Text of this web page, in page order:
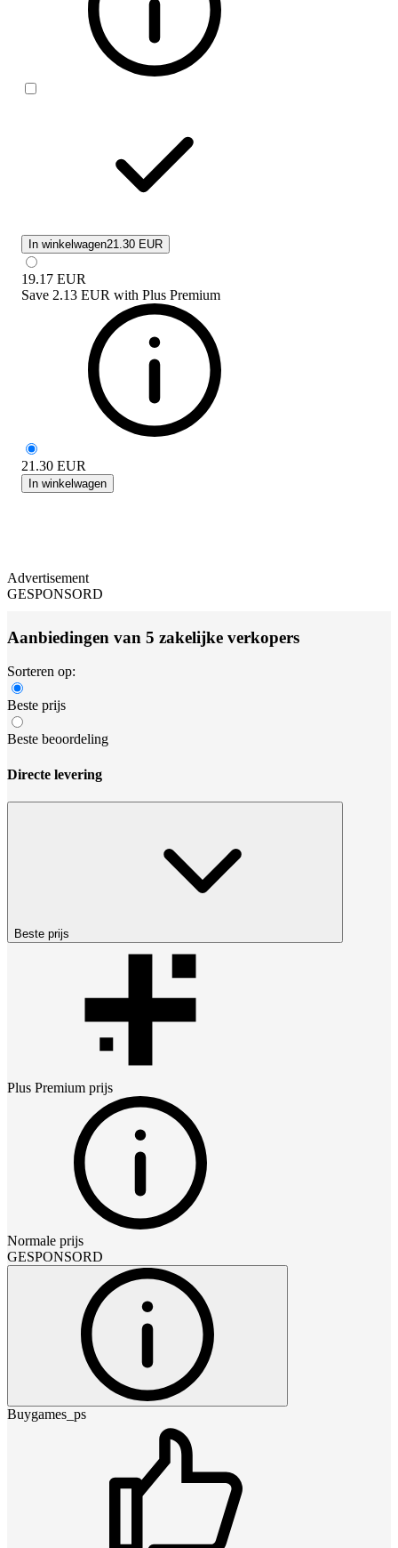
In winkelwagen21.30 EUR
19.17 EUR
Save 2.13 EUR with Plus Premium
21.30 EUR
In winkelwagen
Advertisement
GESPONSORD
Aanbiedingen van 5 zakelijke verkopers
Sorteren op:
Beste prijs
Beste beoordeling
Directe levering
Beste prijs
Plus Premium prijs
Normale prijs
GESPONSORD
Buygames_ps